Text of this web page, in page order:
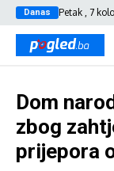
Danas Petak , 7
Dom
zbog
prijepora